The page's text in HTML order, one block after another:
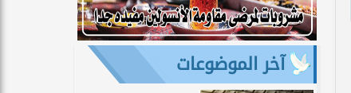
آخر الموضوعات